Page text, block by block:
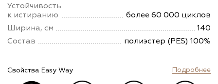
Устойчивость
к истиранию
более 60 000 циклов
Ширина, см
140
Состав
полиэстер (PES) 100%
Свойства Easy Way Подробнее